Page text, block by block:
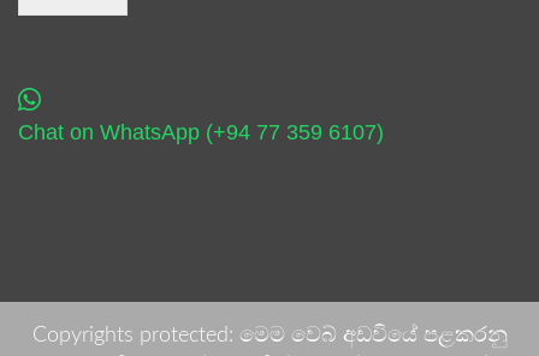
Chat on WhatsApp (+94 77 359 6107)
Copyrights protected: මෙම වෙබ් අඩවියේ පළකරනු